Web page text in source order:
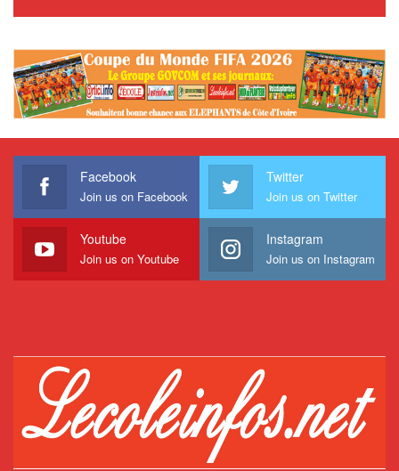
Facebook
Join us on Facebook
Twitter
Join us on Twitter
Youtube
Join us on Youtube
Instagram
Join us on Instagram